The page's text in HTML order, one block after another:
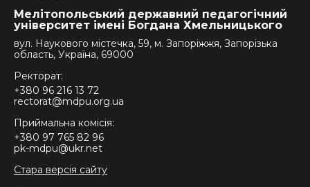
Мелітопольський державний педагогічний
університет імені Богдана Хмельницького
вул. Наукового містечка, 59, м. Запоріжжя, Запорізька
область, Україна, 69000
Ректорат:
+380 96 216 13 72
rectorat@mdpu.org.ua
Приймальна комісія:
+380 97 765 82 96
pk-mdpu@ukr.net
Стара версія сайту